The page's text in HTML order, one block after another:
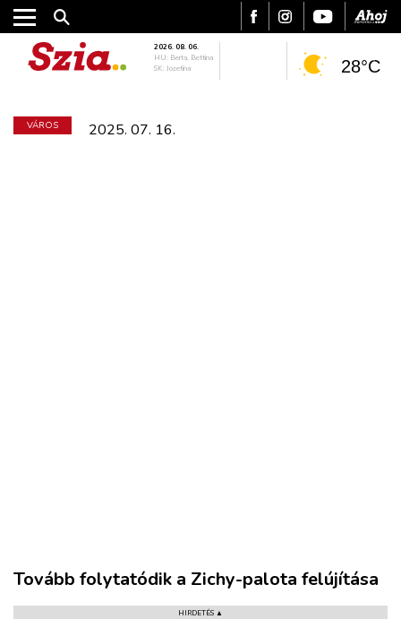
2026. 08. 06.
HU: Berta, Bettina
SK: Jozefína
28°C
VÁROS 2025. 07. 16.
Tovább folytatódik a Zichy-palota felújítása
HIRDETÉS ▲